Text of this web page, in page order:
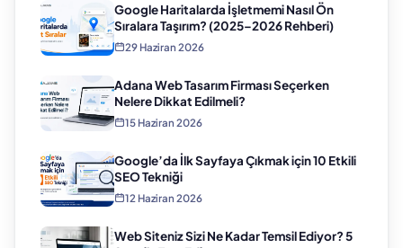
Google Haritalarda İşletmemi Nasıl Ön
Sıralara Taşırım? (2025–2026 Rehberi)
29 Haziran 2026
Adana Web Tasarım Firması Seçerken
Nelere Dikkat Edilmeli?
15 Haziran 2026
Google’da İlk Sayfaya Çıkmak için 10 Etkili
SEO Tekniği
12 Haziran 2026
Web Siteniz Sizi Ne Kadar Temsil Ediyor? 5